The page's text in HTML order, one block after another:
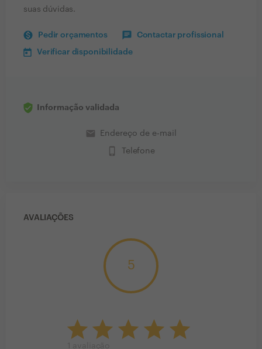
suas dúvidas.
Pedir orçamentos Contactar profissional
Verificar disponibilidade
Informação validada
email Endereço de e-mail
phone_iphone Telefone
AVALIAÇÕES
5